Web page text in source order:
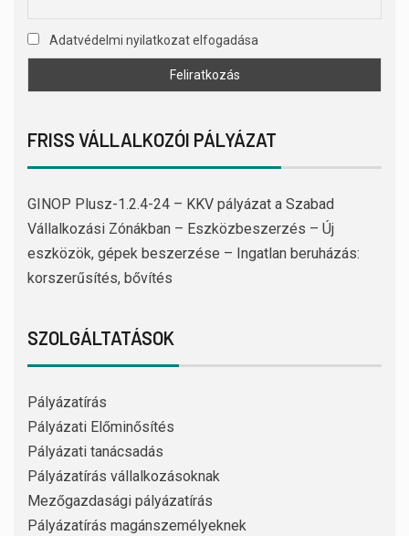
Adatvédelmi nyilatkozat elfogadása
FRISS VÁLLALKOZÓI PÁLYÁZAT
GINOP Plusz-1.2.4-24 – KKV pályázat a Szabad
Vállalkozási Zónákban – Eszközbeszerzés – Új
eszközök, gépek beszerzése – Ingatlan beruházás:
korszerűsítés, bővítés
SZOLGÁLTATÁSOK
Pályázatírás
Pályázati Előminősítés
Pályázati tanácsadás
Pályázatírás vállalkozásoknak
Mezőgazdasági pályázatírás
Pályázatírás magánszemélyeknek